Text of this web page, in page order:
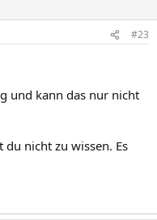
#23
und kann das nur nicht
du nicht zu wissen. Es